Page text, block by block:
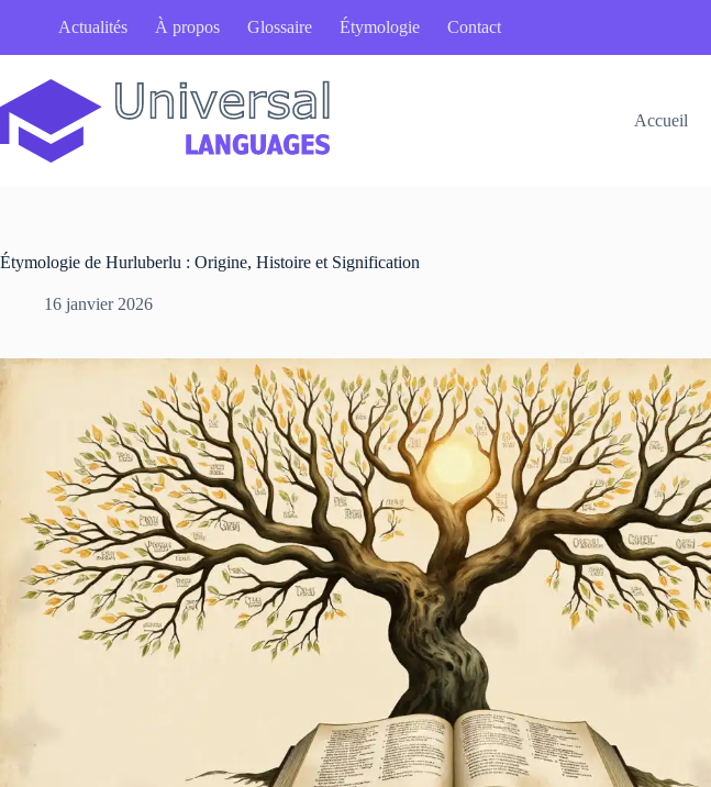
Actualités À propos Glossaire Étymologie Contact
Accueil
Étymologie de Hurluberlu : Origine, Histoire et Signification
16 janvier 2026